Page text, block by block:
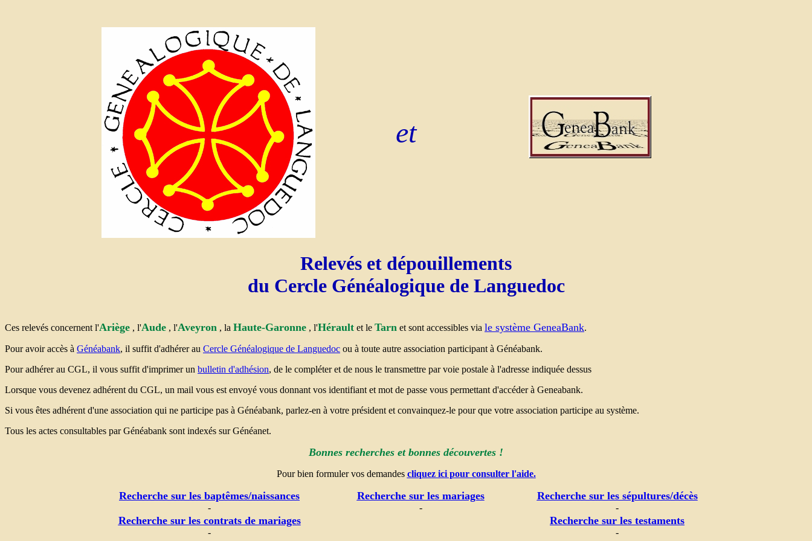
et
Relevés et dépouillements
du Cercle Généalogique de Languedoc
Ces relevés concernent l'Ariège , l'Aude , l'Aveyron , la Haute-Garonne , l'Hérault et le Tarn et sont accessibles via le système GeneaBank.
Pour avoir accès à Généabank, il suffit d'adhérer au Cercle Généalogique de Languedoc ou à toute autre association participant à Généabank.
Pour adhérer au CGL, il vous suffit d'imprimer un bulletin d'adhésion, de le compléter et de nous le transmettre par voie postale à l'adresse indiquée dessus
Lorsque vous devenez adhérent du CGL, un mail vous est envoyé vous donnant vos identifiant et mot de passe vous permettant d'accéder à Geneabank.
Si vous êtes adhérent d'une association qui ne participe pas à Généabank, parlez-en à votre président et convainquez-le pour que votre association participe au système.
Tous les actes consultables par Généabank sont indexés sur Généanet.
Bonnes recherches et bonnes découvertes !
Pour bien formuler vos demandes cliquez ici pour consulter l'aide.
Recherche sur les baptêmes/naissances
-
Recherche sur les mariages
-
Recherche sur les sépultures/décès
-
Recherche sur les contrats de mariages
-
Recherche sur les testaments
-